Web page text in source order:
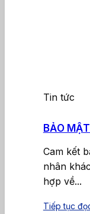
Tin tức
BẢO
Cam kết
nhân
hợp về...
Tiếp tục